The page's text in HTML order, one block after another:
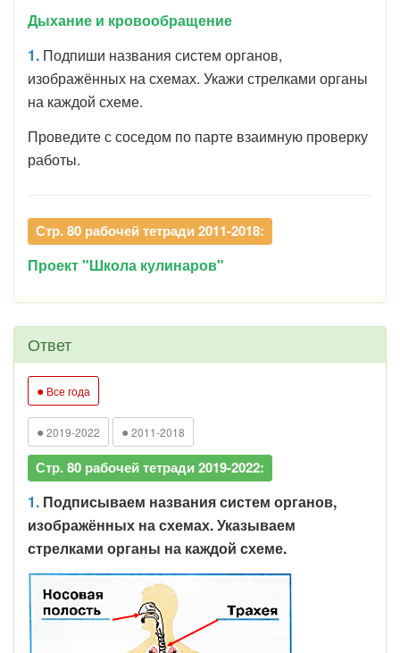
Дыхание и кровообращение
1. Подпиши названия систем органов,
изображённых на схемах. Укажи стрелками органы
на каждой схеме.
Проведите с соседом по парте взаимную проверку
работы.
Стр. 80 рабочей тетради 2011-2018:
Проект "Школа кулинаров"
Ответ
● Все года
● 2019-2022 ● 2011-2018
Стр. 80 рабочей тетради 2019-2022:
1. Подписываем названия систем органов,
изображённых на схемах. Указываем
стрелками органы на каждой схеме.